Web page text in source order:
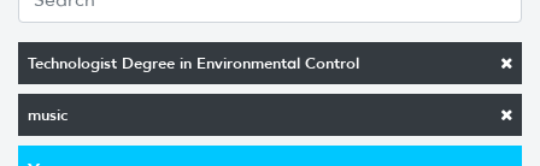
Technologist Degree in Environmental Control
music